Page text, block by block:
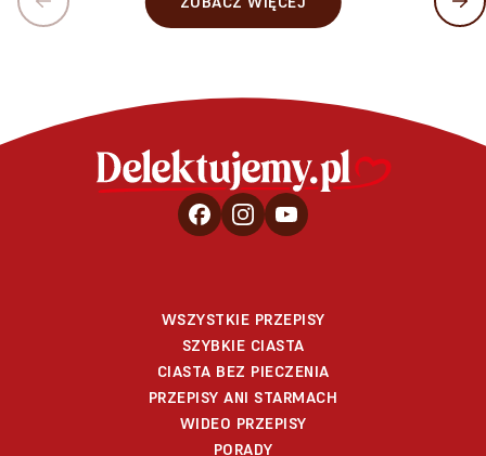
WSZYSTKIE PRZEPISY
SZYBKIE CIASTA
CIASTA BEZ PIECZENIA
PRZEPISY ANI STARMACH
WIDEO PRZEPISY
PORADY